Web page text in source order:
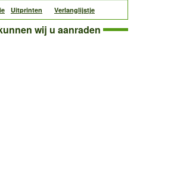
Uitprinten Verlanglijstje
wij u aanraden